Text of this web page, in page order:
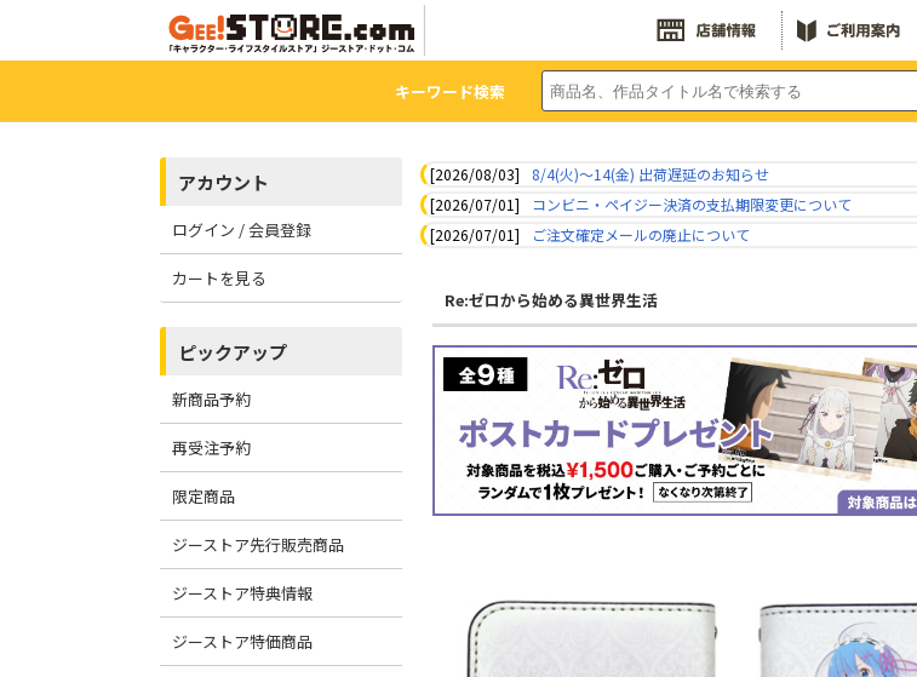
キーワード検索
アカウント
ログイン / 会員登録
カートを見る
ピックアップ
新商品予約
再受注予約
限定商品
ジーストア先行販売商品
ジーストア特典情報
ジーストア特価商品
[2026/08/03]
8/4(火)～14(金) 出荷遅延のお知らせ
[2026/07/01]
コンビニ・ペイジー決済の支払期限変更について
[2026/07/01]
ご注文確定メールの廃止について
Re:ゼロから始める異世界生活